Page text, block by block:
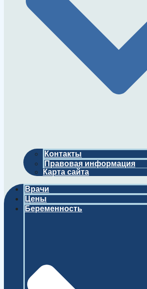
Контакты
Правовая информация
Карта сайта
Врачи
Цены
Беременность